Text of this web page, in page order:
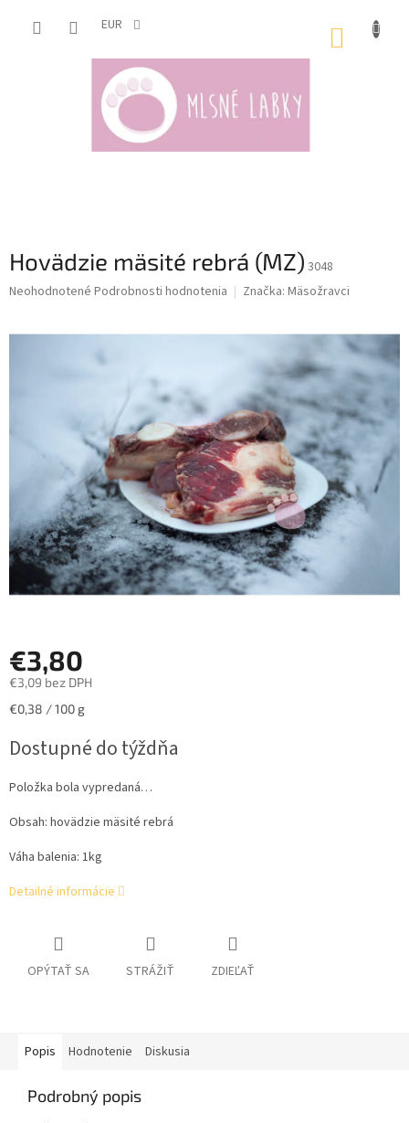
EUR
Hovädzie mäsité rebrá (MZ) 3048
Priemerné
Neohodnotené Podrobnosti hodnotenia Značka: Mäsožravci
€3,80
€3,09 bez DPH
Jednotková
€0,38 / 100 g
Dostupné do týždňa
Položka bola vypredaná…
Obsah: hovädzie mäsité rebrá
Váha balenia: 1kg
Detailné informácie
OPÝTAŤ SA STRÁŽIŤ ZDIEĽAŤ
Popis Hodnotenie Diskusia
Podrobný popis